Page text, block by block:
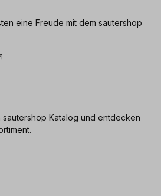
eine Freude mit dem sautershop
Katalog und entdecken